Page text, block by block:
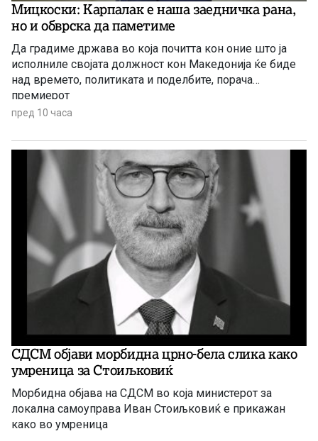
Мицкоски: Карпалак е наша заедничка рана,
но и обврска да паметиме
Да градиме држава во која почитта кон оние што ја
исполниле својата должност кон Македонија ќе биде
над времето, политиката и поделбите, порача
премиерот
пред 10 часа
СДСМ објави морбидна црно-бела слика како
умреница за Стоиљковиќ
Морбидна објава на СДСМ во која министерот за
локална самоуправа Иван Стоиљковиќ е прикажан
како во умреница